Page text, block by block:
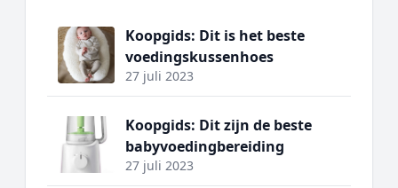
Koopgids: Dit is het beste
voedingskussenhoes
27 juli 2023
Koopgids: Dit zijn de beste
babyvoedingbereiding
27 juli 2023